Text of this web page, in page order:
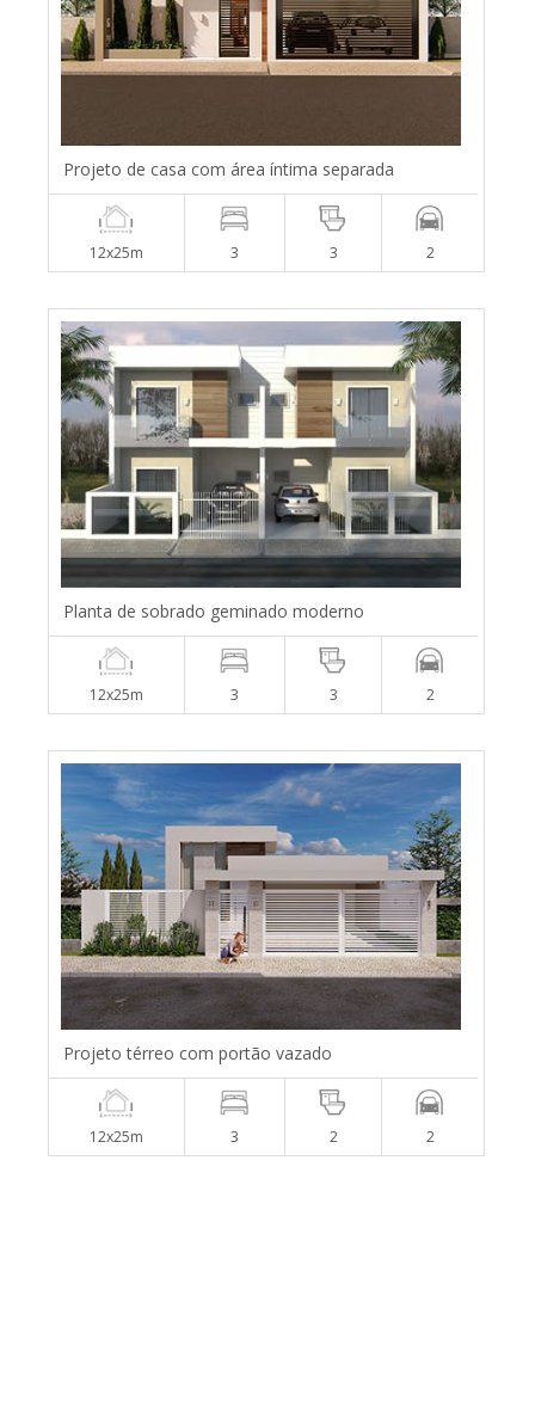
Projeto de casa com área íntima separada
12x25m 3 3 2
Planta de sobrado geminado moderno
12x25m 3 3 2
Projeto térreo com portão vazado
12x25m 3 2 2